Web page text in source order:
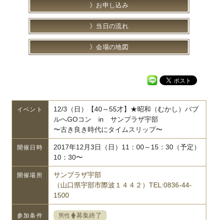
お申し込み
当日の流れ
会場の地図
イベント
12/3（日）【40～55才】★昭和（むかし）バブ
ルへGOコン in サンプラザ宇部
〜古き良き時代にタイムスリップ〜
開催日時
2017年12月3日（日）11：00～15：30（予定）
10：30〜
開催場所
サンプラザ宇部
（山口県宇部市際波１４４２）TEL:0836-44-
1500
参加条件 男性 募集終了